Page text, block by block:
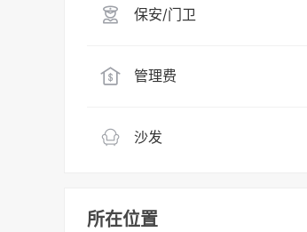
保安/门卫
管理费
沙发
所在位置